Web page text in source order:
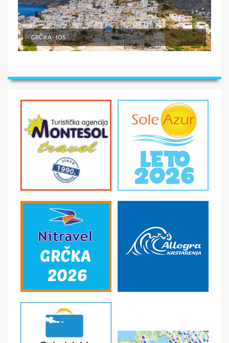
NAPOMENE O CENI
U CENU JE UKLJUČENO
- Avio prevoz čarter letom na relaciji Beograd-
plaćaju u agenciji uz aranžman, najkasnije 15 dana pred
se platiti u ratama). - Takse važe za odrasle i decu stariju
od 2 godine. - Transfer aerodrom-hotel i hotel-
aerodrom. - 4-21 noćenja na bazi izabrane usluge u
hotelu, prema uplaćenom aranžmanu - Usluge
predstavnika na destinaciji.
U CENU NIJE UKLJUČENO
- Putno zdravstveno osiguranje - Troškovi pregleda i
izlete - Individualne troškove - Deca do 2 godine nemaju
mesto u avionu, ni sopstveni ležaj u hotelu - Ostale
nepomenute usluge.
GRČKA - IOS